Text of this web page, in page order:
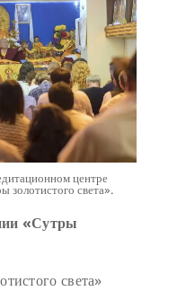
центре
золотистого света».
«Сутры
света»